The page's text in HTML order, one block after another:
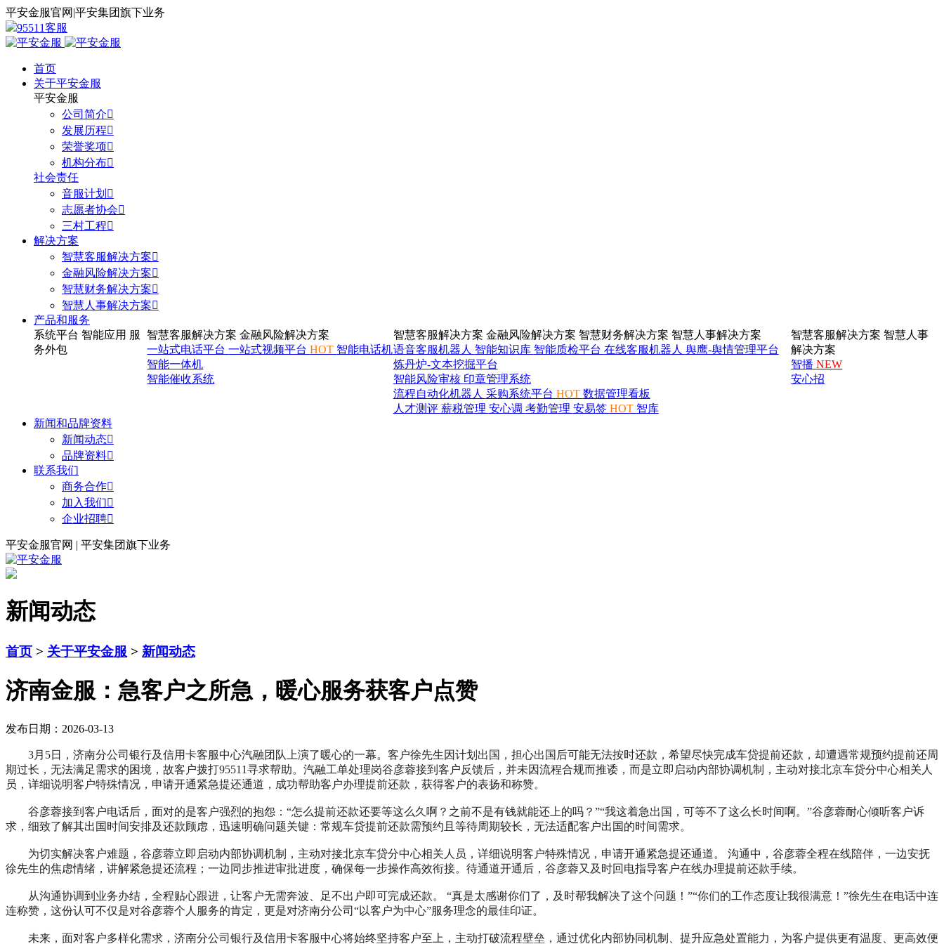
平安金服官网 |平安集团旗下业务
95511客服
首页
关于平安金服
平安金服
公司简介
发展历程
荣誉奖项
机构分布
社会责任
音服计划 
志愿者协会
三村工程
解决方案
智慧客服解决方案
金融风险解决方案
智慧财务解决方案
智慧人事解决方案
产品和服务
系统平台 智能应用 服
务外包
智慧客服解决方案 金融风险解决方案
一站式电话平台一站式视频平台HOT 智能电话机
智能一体机
智能催收系统
智慧客服解决方案 金融风险解决方案 智慧财务解决方案 智慧人事解决方案
语音客服机器人 智能知识库 智能质检平台 在线客服机器人 舆鹰-舆情管理平台
炼丹炉-文本挖掘平台
智能风险审核 印章管理系统
流程自动化机器人 采购系统平台 HOT 数据管理看板
人才测评 薪税管理 安心调 考勤管理 安易签 HOT 智库
智慧客服解决方案 智慧人事
解决方案
智播NEW
安心招
新闻和品牌资料
新闻动态
品牌资料
联系我们
商务合作
加入我们
企业招聘
平安金服官网 | 平安集团旗下业务
新闻动态
首页 > 关于平安金服 > 新闻动态
济南金服：急客户之所急，暖心服务获客户点赞
发布日期：2026-03-13
3月5日，济南分公司银行及信用卡客服中心汽融团队上演了暖心的一幕。客户徐先生因计划出国，担心出国后可能无法按时还款，希望尽快完成车贷提前还款，却遭遇常规预约提前还周
期过长，无法满足需求的困境，故客户拨打95511寻求帮助。汽融工单处理岗谷彦蓉接到客户反馈后，并未因流程合规而推诿，而是立即启动内部协调机制，主动对接北京车贷分中心相关人
员，详细说明客户特殊情况，申请开通紧急提还通道，成功帮助客户办理提前还款，获得客户的表扬和称赞。
谷彦蓉接到客户电话后，面对的是客户强烈的抱怨：“怎么提前还款还要等这么久啊？之前不是有钱就能还上的吗？”“我这着急出国，可等不了这么长时间啊。”谷彦蓉耐心倾听客户诉
求，细致了解其出国时间安排及还款顾虑，迅速明确问题关键：常规车贷提前还款需预约且等待周期较长，无法适配客户出国的时间需求。
为切实解决客户难题，谷彦蓉立即启动内部协调机制，主动对接北京车贷分中心相关人员，详细说明客户特殊情况，申请开通紧急提还通道。 沟通中，谷彦蓉全程在线陪伴，一边安抚
徐先生的焦虑情绪，讲解紧急提还流程；一边同步推进审批进度，确保每一步操作高效衔接。待通道开通后，谷彦蓉又及时回电指导客户在线办理提前还款手续。
从沟通协调到业务办结，全程贴心跟进，让客户无需奔波、足不出户即可完成还款。 “真是太感谢你们了，及时帮我解决了这个问题！”“你们的工作态度让我很满意！”徐先生在电话中连
连称赞，这份认可不仅是对谷彦蓉个人服务的肯定，更是对济南分公司“以客户为中心”服务理念的最佳印证。
未来，面对客户多样化需求，济南分公司银行及信用卡客服中心将始终坚持客户至上，主动打破流程壁垒，通过优化内部协同机制、提升应急处置能力，为客户提供更有温度、更高效便